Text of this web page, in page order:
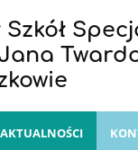
Szkół
AKTUALNOŚCI